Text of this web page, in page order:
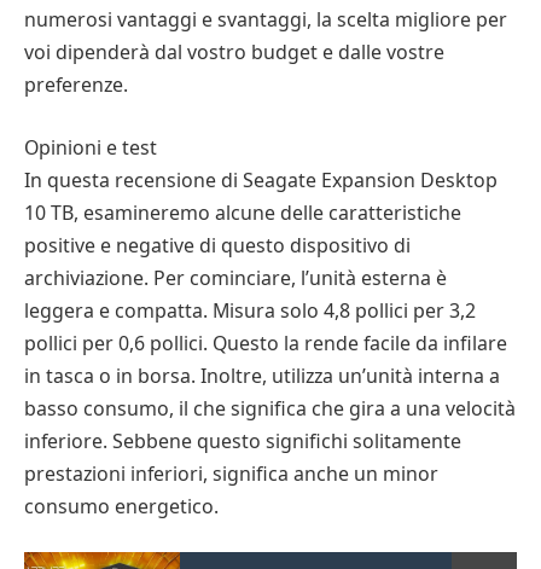
numerosi vantaggi e svantaggi, la scelta migliore per
voi dipenderà dal vostro budget e dalle vostre
preferenze.
Opinioni e test
In questa recensione di Seagate Expansion Desktop
10 TB, esamineremo alcune delle caratteristiche
positive e negative di questo dispositivo di
archiviazione. Per cominciare, l’unità esterna è
leggera e compatta. Misura solo 4,8 pollici per 3,2
pollici per 0,6 pollici. Questo la rende facile da infilare
in tasca o in borsa. Inoltre, utilizza un’unità interna a
basso consumo, il che significa che gira a una velocità
inferiore. Sebbene questo significhi solitamente
prestazioni inferiori, significa anche un minor
consumo energetico.